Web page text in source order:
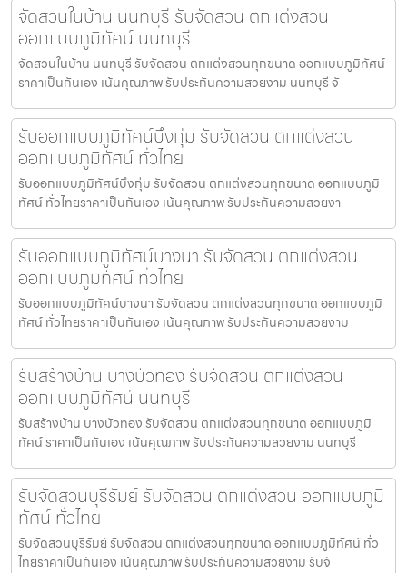
จัดสวนในบ้าน นนทบุรี รับจัดสวน ตกแต่งสวน
ออกแบบภูมิทัศน์ นนทบุรี
จัดสวนในบ้าน นนทบุรี รับจัดสวน ตกแต่งสวนทุกขนาด ออกแบบภูมิทัศน์
ราคาเป็นกันเอง เน้นคุณภาพ รับประกันความสวยงาม นนทบุรี จั
รับออกแบบภูมิทัศน์บึงกุ่ม รับจัดสวน ตกแต่งสวน
ออกแบบภูมิทัศน์ ทั่วไทย
รับออกแบบภูมิทัศน์บึงกุ่ม รับจัดสวน ตกแต่งสวนทุกขนาด ออกแบบภูมิ
ทัศน์ ทั่วไทยราคาเป็นกันเอง เน้นคุณภาพ รับประกันความสวยงา
รับออกแบบภูมิทัศน์บางนา รับจัดสวน ตกแต่งสวน
ออกแบบภูมิทัศน์ ทั่วไทย
รับออกแบบภูมิทัศน์บางนา รับจัดสวน ตกแต่งสวนทุกขนาด ออกแบบภูมิ
ทัศน์ ทั่วไทยราคาเป็นกันเอง เน้นคุณภาพ รับประกันความสวยงาม
รับสร้างบ้าน บางบัวทอง รับจัดสวน ตกแต่งสวน
ออกแบบภูมิทัศน์ นนทบุรี
รับสร้างบ้าน บางบัวทอง รับจัดสวน ตกแต่งสวนทุกขนาด ออกแบบภูมิ
ทัศน์ ราคาเป็นกันเอง เน้นคุณภาพ รับประกันความสวยงาม นนทบุรี
รับจัดสวนบุรีรัมย์ รับจัดสวน ตกแต่งสวน ออกแบบภูมิ
ทัศน์ ทั่วไทย
รับจัดสวนบุรีรัมย์ รับจัดสวน ตกแต่งสวนทุกขนาด ออกแบบภูมิทัศน์ ทั่ว
ไทยราคาเป็นกันเอง เน้นคุณภาพ รับประกันความสวยงาม รับจั